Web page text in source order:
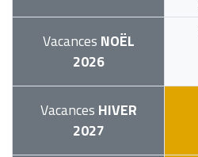
Vacances NOËL
2026
Vacances HIVER
2027